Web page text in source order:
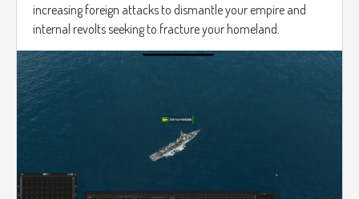
increasing foreign attacks to dismantle your empire and
internal revolts seeking to fracture your homeland.